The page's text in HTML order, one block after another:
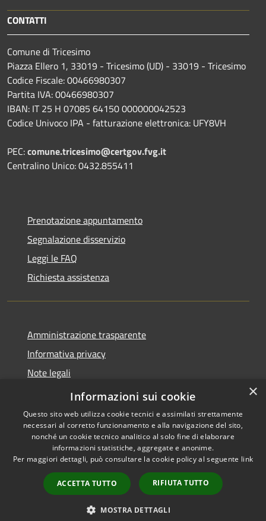
CONTATTI
Comune di Tricesimo
Piazza Ellero 1, 33019 - Tricesimo (UD) - 33019 - Tricesimo
Codice Fiscale: 00466980307
Partita IVA: 00466980307
IBAN: IT 25 H 07085 64150 000000042523
Codice Univoco IPA - fatturazione elettronica: UFY8VH
PEC:comune.tricesimo@certgov.fvg.it
Centralino Unico: 0432.855411
Prenotazione appuntamento
Segnalazione disservizio
Leggi le FAQ
Richiesta assistenza
Amministrazione trasparente
Informativa privacy
Note legali
Dichiarazione di accessibilità
Accessibilità
Copyright © 2026 • Comune di
Tricesimo • Powered by
Municipium•
Accesso
redazione
×
Informazioni sui cookie
Questo sito web utilizza cookie tecnici e assimilati strettamente
necessari al corretto funzionamento e alla navigazione del sito,
nonché un cookie tecnico analitico al solo fine di elaborare
informazioni statistiche, aggregate e anonime.
Per maggiori dettagli, può consultare la cookie policy al seguente link
ACCETTA TUTTO RIFIUTA TUTTO
MOSTRA DETTAGLI